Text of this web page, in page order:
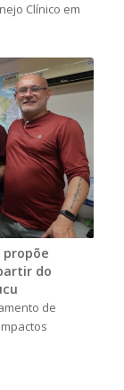
Clínico em
propõe
do
de